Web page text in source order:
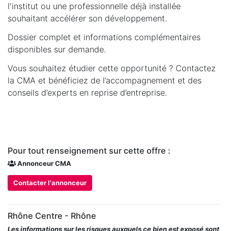
l'institut ou une professionnelle déjà installée
souhaitant accélérer son développement.
Dossier complet et informations complémentaires
disponibles sur demande.
Vous souhaitez étudier cette opportunité ? Contactez
la CMA et bénéficiez de l’accompagnement et des
conseils d’experts en reprise d’entreprise.
Pour tout renseignement sur cette offre :
Annonceur CMA
Contacter l'annonceur
Rhône Centre - Rhône
Les informations sur les risques auxquels ce bien est exposé sont